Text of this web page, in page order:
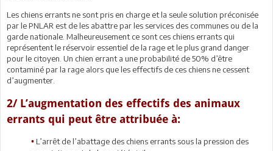
Les chiens errants ne sont pris en charge et la seule solution préconisée
par le PNLAR est de les abattre par les services des communes ou de la
garde nationale. Malheureusement ce sont ces chiens errants qui
représentent le réservoir essentiel de la rage et le plus grand danger
pour le citoyen. Un chien errant a une probabilité de 50% d’être
contaminé par la rage alors que les effectifs de ces chiens ne cessent
d’augmenter.
2/ L’augmentation des effectifs des animaux
errants qui peut être attribuée à:
• L’arrêt de l’abattage des chiens errants sous la pression des